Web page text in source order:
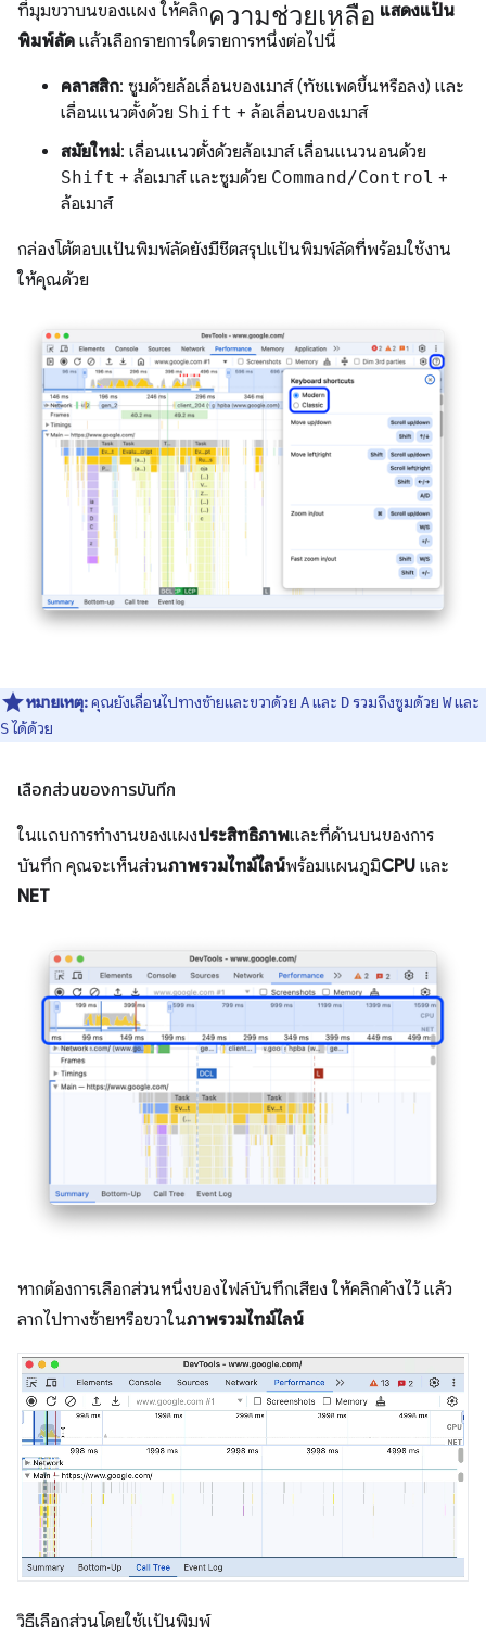
ที่มุมขวาบนของแผง ให้คลิกความช่วยเหลือ แสดงแป้น
พิมพ์ลัด แล้วเลือกรายการใดรายการหนึ่งต่อไปนี้
คลาสสิก: ซูมด้วยล้อเลื่อนของเมาส์ (ทัชแพดขึ้นหรือลง) และ
เลื่อนแนวตั้งด้วย Shift + ล้อเลื่อนของเมาส์
สมัยใหม่: เลื่อนแนวตั้งด้วยล้อเมาส์ เลื่อนแนวนอนด้วย
Shift + ล้อเมาส์ และซูมด้วย Command/Control +
ล้อเมาส์
กล่องโต้ตอบแป้นพิมพ์ลัดยังมีชีตสรุปแป้นพิมพ์ลัดที่พร้อมใช้งาน
ให้คุณด้วย
หมายเหตุ:คุณยังเลื่อนไปทางซ้ายและขวาด้วย Aและ Dรวมถึงซูมด้วย Wและ
Sได้ด้วย
เลือกส่วนของการบันทึก
ในแถบการทำงานของแผงประสิทธิภาพและที่ด้านบนของการ
บันทึก คุณจะเห็นส่วนภาพรวมไทม์ไลน์พร้อมแผนภูมิCPU และ
NET
หากต้องการเลือกส่วนหนึ่งของไฟล์บันทึกเสียง ให้คลิกค้างไว้ แล้ว
ลากไปทางซ้ายหรือขวาในภาพรวมไทม์ไลน์
วิธีเลือกส่วนโดยใช้แป้นพิมพ์